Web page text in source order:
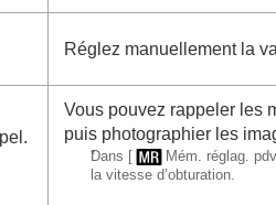
Réglez manuellement la
Vous pouvez rappeler les
puis photographier les
*Dans [ Mém. réglag.
la vitesse d’obturation.